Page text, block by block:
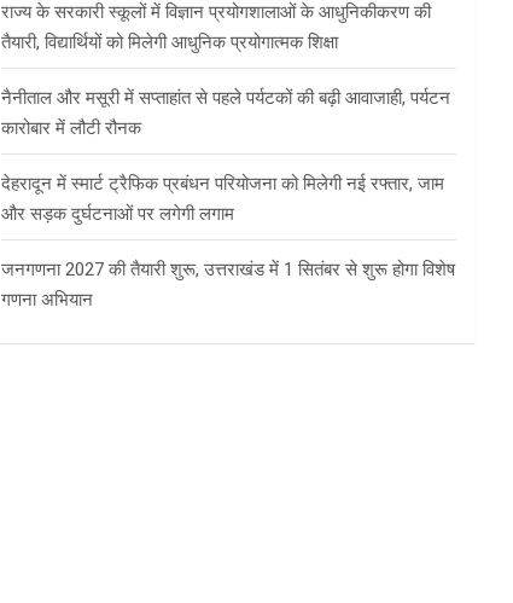
राज्य के सरकारी स्कूलों में विज्ञान प्रयोगशालाओं के आधुनिकीकरण की
तैयारी, विद्यार्थियों को मिलेगी आधुनिक प्रयोगात्मक शिक्षा
नैनीताल और मसूरी में सप्ताहांत से पहले पर्यटकों की बढ़ी आवाजाही, पर्यटन
कारोबार में लौटी रौनक
देहरादून में स्मार्ट ट्रैफिक प्रबंधन परियोजना को मिलेगी नई रफ्तार, जाम
और सड़क दुर्घटनाओं पर लगेगी लगाम
जनगणना 2027 की तैयारी शुरू, उत्तराखंड में 1 सितंबर से शुरू होगा विशेष
गणना अभियान